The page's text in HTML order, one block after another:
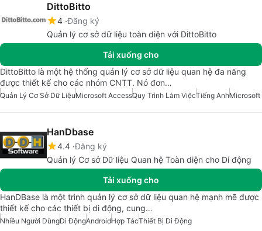
DittoBitto
4 Đăng ký
Quản lý cơ sở dữ liệu toàn diện với DittoBitto
Tải xuống cho
DittoBitto là một hệ thống quản lý cơ sở dữ liệu quan hệ đa năng
được thiết kế cho các nhóm CNTT. Nó đơn…
Quản Lý Cơ Sở Dữ LiệuMicrosoft AccessQuy Trình Làm ViệcTiếng AnhMicrosoft
HanDbase
4.4 Đăng ký
Quản lý Cơ sở Dữ liệu Quan hệ Toàn diện cho Di động
Tải xuống cho
HanDBase là một trình quản lý cơ sở dữ liệu quan hệ mạnh mẽ được
thiết kế cho các thiết bị di động, cung…
Nhiều Người DùngDi ĐộngAndroidHợp TácThiết Bị Di Động